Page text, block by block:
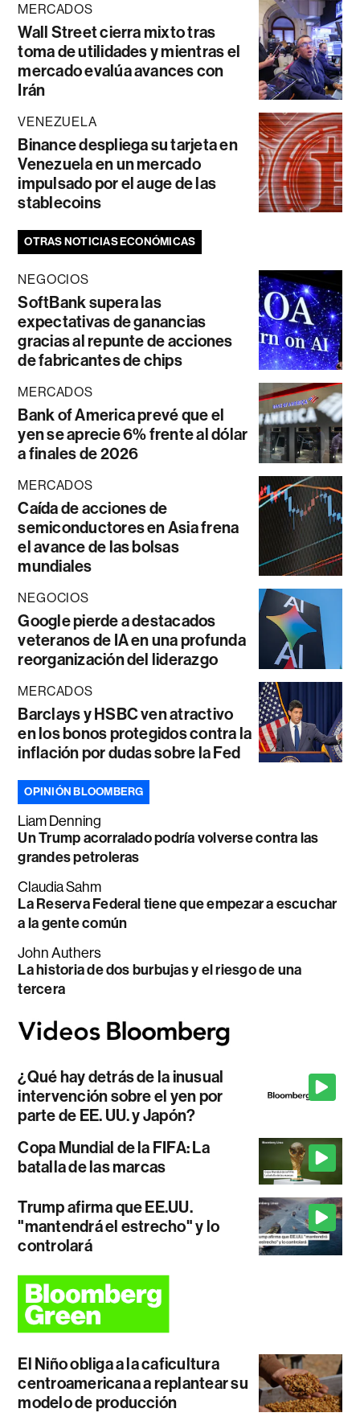
MERCADOS
Wall Street cierra mixto tras
toma de utilidades y mientras el
mercado evalúa avances con
Irán
VENEZUELA
Binance despliega su tarjeta en
Venezuela en un mercado
impulsado por el auge de las
stablecoins
OTRAS NOTICIAS ECONÓMICAS
NEGOCIOS
SoftBank supera las
expectativas de ganancias
gracias al repunte de acciones
de fabricantes de chips
MERCADOS
Bank of America prevé que el
yen se aprecie 6% frente al dólar
a finales de 2026
MERCADOS
Caída de acciones de
semiconductores en Asia frena
el avance de las bolsas
mundiales
NEGOCIOS
Google pierde a destacados
veteranos de IA en una profunda
reorganización del liderazgo
MERCADOS
Barclays y HSBC ven atractivo
en los bonos protegidos contra la
inflación por dudas sobre la Fed
OPINIÓN BLOOMBERG
Liam Denning
Un Trump acorralado podría volverse contra las
grandes petroleras
Claudia Sahm
La Reserva Federal tiene que empezar a escuchar
a la gente común
John Authers
La historia de dos burbujas y el riesgo de una
tercera
¿Qué hay detrás de la inusual
intervención sobre el yen por
parte de EE. UU. y Japón?
Copa Mundial de la FIFA: La
batalla de las marcas
Trump afirma que EE.UU.
"mantendrá el estrecho" y lo
controlará
El Niño obliga a la caficultura
centroamericana a replantear su
modelo de producción